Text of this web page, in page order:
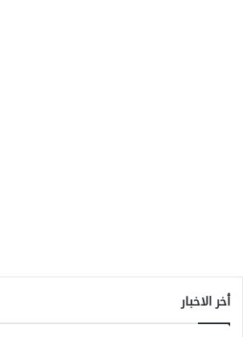
أخر الاخبار